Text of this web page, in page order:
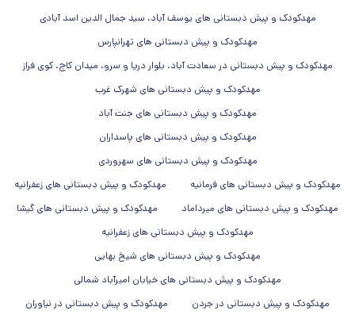
دسته بندی های مرتبط:
مهدکودک و پیش دبستانی های یوسف آباد، سید جمال الدین اسد آبادی
مهدکودک و پیش دبستانی های تهرانپارس
مهدکودک و پیش دبستانی در سعادت آباد، بلوار دریا و سرو، میدان کاج، کوی فراز
مهدکودک و پیش دبستانی های شهرک غرب
مهدکودک و پیش دبستانی های جنت آباد
مهدکودک و پیش دبستانی های پاسداران
مهدکودک و پیش دبستانی های سهروردی
مهدکودک و پیش دبستانی های فرمانیه
مهدکودک و پیش دبستانی های زعفرانیه
مهدکودک و پیش دبستانی های میرداماد
مهدکودک و پیش دبستانی های گیشا
مهدکودک و پیش دبستانی های زعفرانیه
مهدکودک و پیش دبستانی های شیخ بهایی
مهدکودک و پیش دبستانی های خیابان امیرآباد شمالی
مهدکودک و پیش دبستانی در جردن
مهدکودک و پیش دبستانی در نیاوران